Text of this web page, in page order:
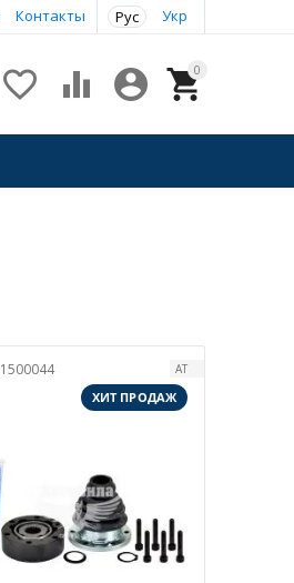
Рус Укр
Контакты
0


 
1500044
АТ
ХИТ ПРОДАЖ